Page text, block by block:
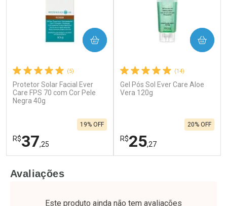
(5)
Protetor Solar Facial Ever
Care FPS 70 com Cor Pele
Negra 40g
R$37,25
19% OFF
COMPRAR
Laboratório
Por Menos
(14)
Gel Pós Sol Ever Care Aloe
Vera 120g
R$25,27
20% OFF
COMPRAR
Laboratório
Por Menos
Avaliações
Este produto ainda não tem avaliações